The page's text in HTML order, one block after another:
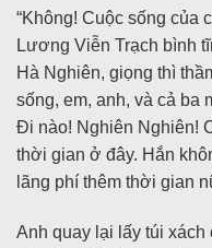
“Không! Cuộc sống của
Lương Viễn Trạch bình
Hà Nghiên, giọng thì
sống, em, anh, và cả ba
Đi nào! Nghiên Nghiên!
thời gian ở đây. Hắn
lãng phí thêm thời gian
Anh quay lại lấy túi xách